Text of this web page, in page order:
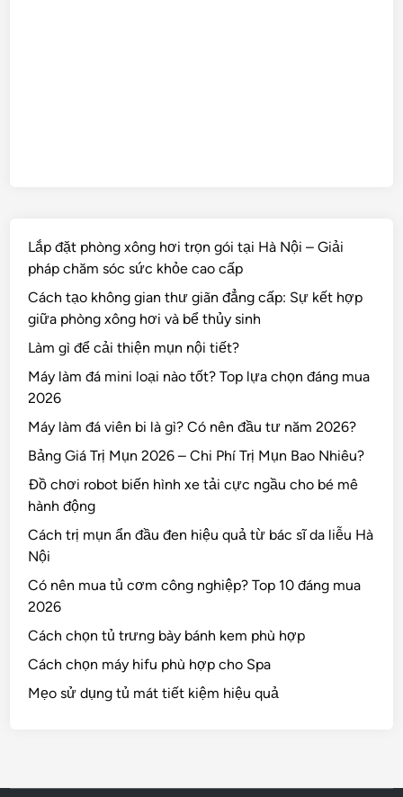
Lắp đặt phòng xông hơi trọn gói tại Hà Nội – Giải
pháp chăm sóc sức khỏe cao cấp
Cách tạo không gian thư giãn đẳng cấp: Sự kết hợp
giữa phòng xông hơi và bể thủy sinh
Làm gì để cải thiện mụn nội tiết?
Máy làm đá mini loại nào tốt? Top lựa chọn đáng mua
2026
Máy làm đá viên bi là gì? Có nên đầu tư năm 2026?
Bảng Giá Trị Mụn 2026 – Chi Phí Trị Mụn Bao Nhiêu?
Đồ chơi robot biến hình xe tải cực ngầu cho bé mê
hành động
Cách trị mụn ẩn đầu đen hiệu quả từ bác sĩ da liễu Hà
Nội
Có nên mua tủ cơm công nghiệp? Top 10 đáng mua
2026
Cách chọn tủ trưng bày bánh kem phù hợp
Cách chọn máy hifu phù hợp cho Spa
Mẹo sử dụng tủ mát tiết kiệm hiệu quả